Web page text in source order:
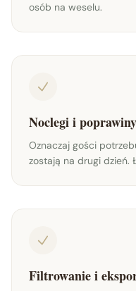
osób na weselu.
Noclegi i poprawiny
Oznaczaj gości
zostają na drugi dzień.
Filtrowanie i